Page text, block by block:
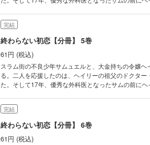
完結
終わらない初恋【分冊】 5巻
61円 (税込)
スラム街の不良少年サムュエルと、大金持ちの令嬢
る。二人を応援したのは、ヘイリーの祖父のドクタ
た。そして17年、優秀な外科医となったサムの前にヘ
完結
終わらない初恋【分冊】 6巻
61円 (税込)